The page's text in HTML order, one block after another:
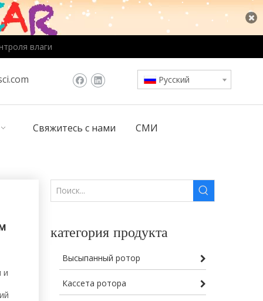
влаги
Pусский
Свяжитесь с нами СМИ
и
категория продукта
Высыпанный ротор
Кассета ротора